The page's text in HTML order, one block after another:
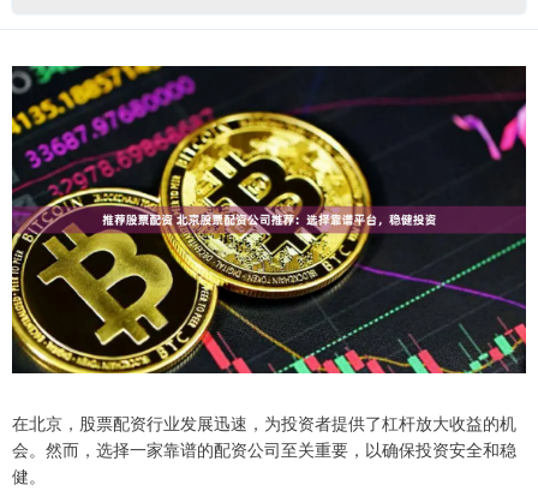
在北京，股票配资行业发展迅速，为投资者提供了杠杆放大收益的机
会。然而，选择一家靠谱的配资公司至关重要，以确保投资安全和稳
健。